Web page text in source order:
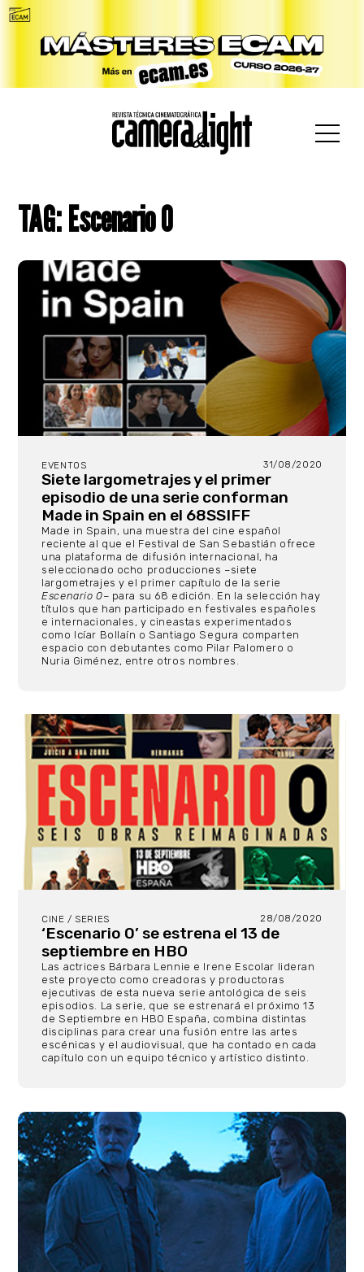
TAG: Escenario 0
EVENTOS 31/08/2020
Siete largometrajes y el primer
episodio de una serie conforman
Made in Spain en el 68SSIFF
Made in Spain, una muestra del cine español
reciente al que el Festival de San Sebastián ofrece
una plataforma de difusión internacional, ha
seleccionado ocho producciones –siete
largometrajes y el primer capítulo de la serie
Escenario 0– para su 68 edición. En la selección hay
títulos que han participado en festivales españoles
e internacionales, y cineastas experimentados
como Icíar Bollaín o Santiago Segura comparten
espacio con debutantes como Pilar Palomero o
Nuria Giménez, entre otros nombres.
CINE / SERIES 28/08/2020
‘Escenario 0’ se estrena el 13 de
septiembre en HBO
Las actrices Bárbara Lennie e Irene Escolar lideran
este proyecto como creadoras y productoras
ejecutivas de esta nueva serie antológica de seis
episodios. La serie, que se estrenará el próximo 13
de Septiembre en HBO España, combina distintas
disciplinas para crear una fusión entre las artes
escénicas y el audiovisual, que ha contado en cada
capítulo con un equipo técnico y artístico distinto.